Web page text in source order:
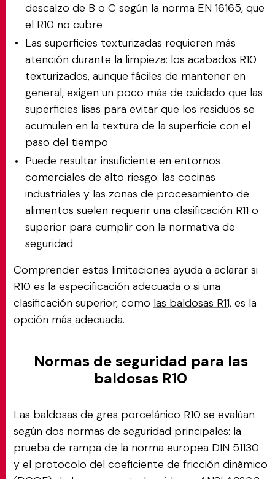
descalzo de B o C según la norma EN 16165, que
el R10 no cubre
Las superficies texturizadas requieren más
atención durante la limpieza: los acabados R10
texturizados, aunque fáciles de mantener en
general, exigen un poco más de cuidado que las
superficies lisas para evitar que los residuos se
acumulen en la textura de la superficie con el
paso del tiempo
Puede resultar insuficiente en entornos
comerciales de alto riesgo: las cocinas
industriales y las zonas de procesamiento de
alimentos suelen requerir una clasificación R11 o
superior para cumplir con la normativa de
seguridad
Comprender estas limitaciones ayuda a aclarar si
R10 es la especificación adecuada o si una
clasificación superior, como las baldosas R11, es la
opción más adecuada.
Normas de seguridad para las
baldosas R10
Las baldosas de gres porcelánico R10 se evalúan
según dos normas de seguridad principales: la
prueba de rampa de la norma europea DIN 51130
y el protocolo del coeficiente de fricción dinámico